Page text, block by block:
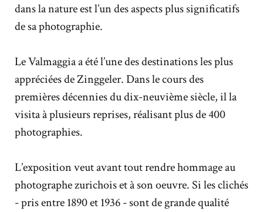
dans la nature est l’un des aspects plus significatifs
de sa photographie.
Le Valmaggia a été l’une des destinations les plus
appréciées de Zinggeler. Dans le cours des
premières décennies du dix-neuvième siècle, il la
visita à plusieurs reprises, réalisant plus de 400
photographies.
L’exposition veut avant tout rendre hommage au
photographe zurichois et à son oeuvre. Si les clichés
- pris entre 1890 et 1936 - sont de grande qualité